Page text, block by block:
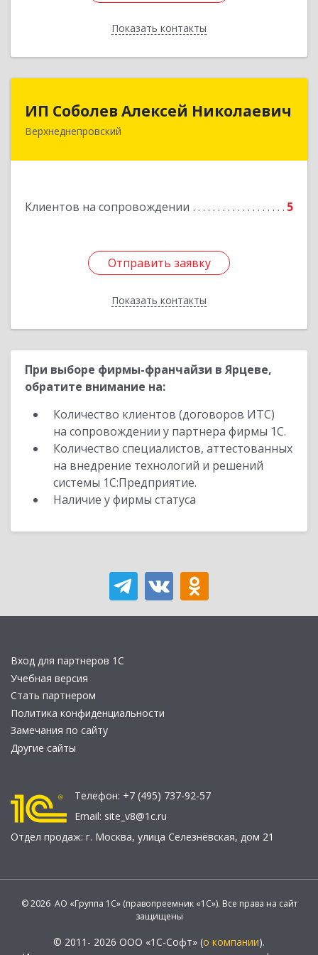
Показать контакты
Назад
ИП Соболев Алексей Николаевич
Верхнеднепровский
Клиентов на сопровождении 5
Отправить заявку
Показать контакты
ИП Соболев Алексей Николаевич
Отправить заявку
Назад
При выборе фирмы-франчайзи в Ярцеве,
обратите внимание на:
Количество клиентов (договоров ИТС)
на сопровождении у партнера фирмы 1С.
Количество специалистов, аттестованных
на внедрение технологий и решений
системы 1С:Предприятие.
Наличие у фирмы статуса
Вход для партнеров 1С
Учебная версия
Стать партнером
Политика конфиденциальности
Замечания по сайту
Другие сайты
Телефон: +7 (495) 737-92-57
Email: site_v8@1c.ru
Отдел продаж: г. Москва, улица Селезнёвская, дом 21
© 2026 АО «Группа 1С» (правопреемник «1С»). Все права на сайт
защищены
© 2011- 2026 ООО «1С-Софт» (о компании).